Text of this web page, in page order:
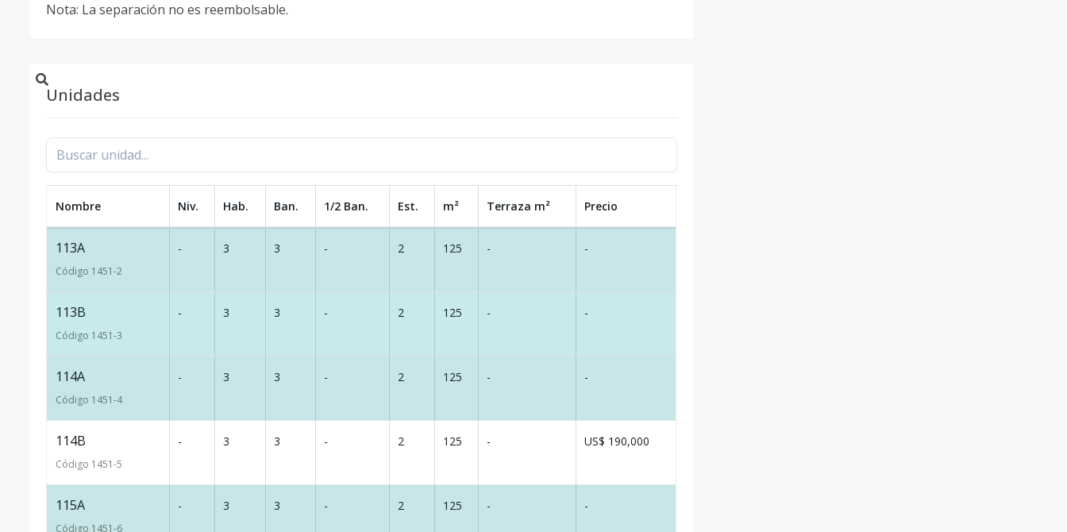
Nota: La separación no es reembolsable.
Unidades
Nombre Niv. Hab. Ban. 1/2 Ban. Est. m² Terraza m² Precio
113A
Código 1451-2
- 3 3 - 2 125 - -
113B
Código 1451-3
- 3 3 - 2 125 - -
114A
Código 1451-4
- 3 3 - 2 125 - -
114B
Código 1451-5
- 3 3 - 2 125 - US$ 190,000
115A
Código 1451-6
- 3 3 - 2 125 - -